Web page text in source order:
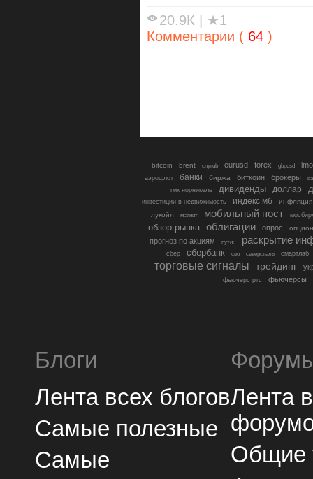
20.9К
★1
Комментарии ( 64 )
bitcoin brent cnyrub eurusd forex gbpusd
аэрофлот банки биржа биткоин брокеры
гмк норникель
дивиденды доллар
инвестиции в недвижимость индекс мб
инфляция
лукойл
магнит мобильный пост
обзор рынка облигации опрос
прогноз по акциям путин раскрытие
сбер сбербанк сво северсталь смартлаб
торговые сигналы трейдинг
фьючерс ртс фьючерсы
Блоги
Лента всех блогов
Самые полезные
Самые
Лента
Общие